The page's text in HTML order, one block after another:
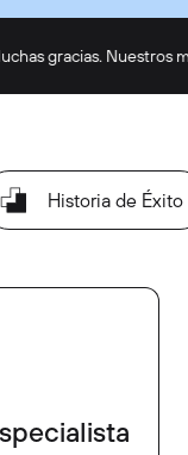
gracias. Nuestros
Historia de Éxito